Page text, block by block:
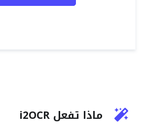
ماذا تفعل i2OCR